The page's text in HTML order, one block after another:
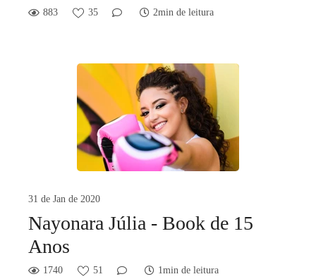
883 35 2min de leitura
31 de Jan de 2020
Nayonara Júlia - Book de 15
Anos
1740 51 1min de leitura